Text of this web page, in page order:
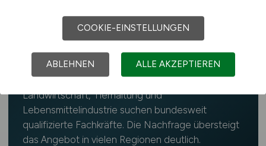
📥 Fachkräftemangel
Landwirtschaft, Tierhaltung und
Lebensmittelindustrie suchen bundesweit
qualifizierte Fachkräfte. Die Nachfrage übersteigt
das Angebot in vielen Regionen deutlich.
COOKIE-EINSTELLUNGEN
ABLEHNEN ALLE AKZEPTIEREN